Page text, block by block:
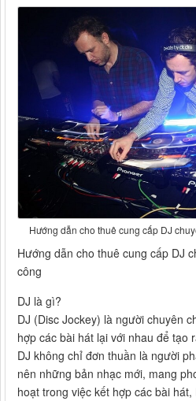
Hướng dẫn cho thuê cung cấp DJ
Hướng dẫn cho thuê cung cấp DJ
công
DJ là gì?
DJ (Disc Jockey) là người chuyên
hợp các bài hát lại với nhau để tạo
DJ không chỉ đơn thuần là người
nên những bản nhạc mới, mang
hoạt trong việc kết hợp các bài